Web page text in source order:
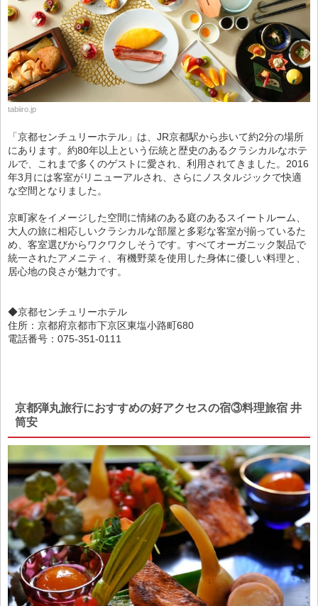
tabiiro.jp
「京都センチュリーホテル」は、JR京都駅から歩いて約2分の場所
にあります。約80年以上という伝統と歴史のあるクラシカルなホテ
ルで、これまで多くのゲストに愛され、利用されてきました。2016
年3月には客室がリニューアルされ、さらにノスタルジックで快適
な空間となりました。
京町家をイメージした空間に情緒のある庭のあるスイートルーム、
大人の旅に相応しいクラシカルな部屋と多彩な客室が揃っているた
め、客室選びからワクワクしそうです。すべてオーガニック製品で
統一されたアメニティ、有機野菜を使用した身体に優しい料理と、
居心地の良さが魅力です。
◆京都センチュリーホテル
住所：京都府京都市下京区東塩小路町680
電話番号：075-351-0111
京都弾丸旅行におすすめの好アクセスの宿③料理旅宿 井
筒安